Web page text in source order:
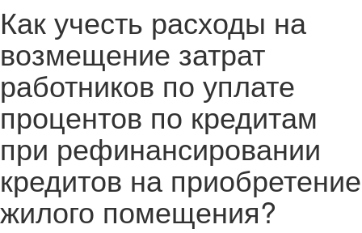
Как учесть расходы на
возмещение затрат
работников по уплате
процентов по кредитам
при рефинансировании
кредитов на приобретение
жилого помещения?